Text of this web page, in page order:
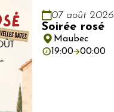
07 août 2026
Soirée rosé
Maubec
19:00
00:00